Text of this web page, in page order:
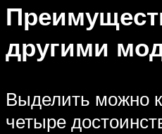
другими
Выделить можно
четыре